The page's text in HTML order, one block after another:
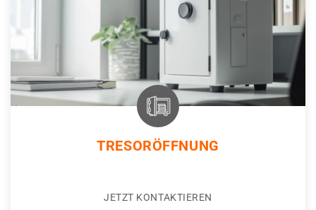
TRESORÖFFNUNG
JETZT KONTAKTIEREN